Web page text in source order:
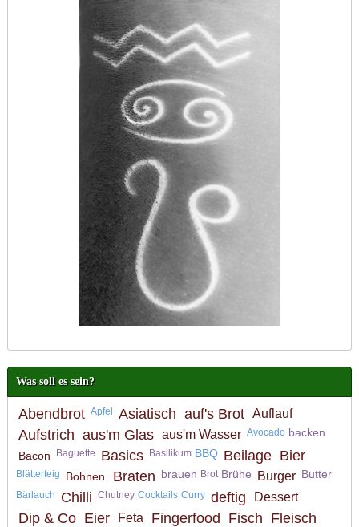
Was soll es sein?
Abendbrot Apfel Asiatisch auf's Brot Auflauf
Aufstrich aus'm Glas aus'm Wasser Avocado backen
Bacon
Baguette Basics Basilikum BBQ Beilage Bier
Blätterteig Bohnen Braten brauen Brot Brühe Burger Butter
Bärlauch Chilli Chutney Cocktails Curry deftig Dessert
Dip & Co Eier Feta Fingerfood Fisch Fleisch